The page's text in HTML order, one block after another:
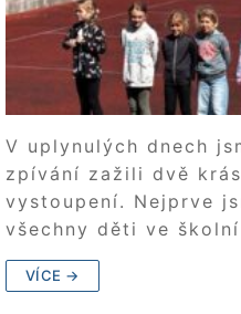
V uplynulých dnech
zpívání zažili dvě
vystoupení. Nejprve
všechny děti ve
VÍCE →